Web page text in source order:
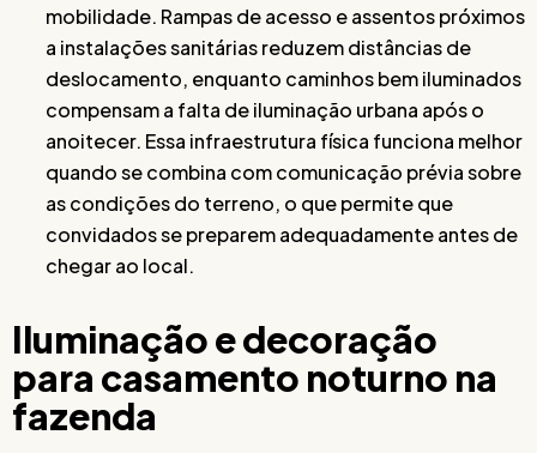
mobilidade. Rampas de acesso e assentos próximos
a instalações sanitárias reduzem distâncias de
deslocamento, enquanto caminhos bem iluminados
compensam a falta de iluminação urbana após o
anoitecer. Essa infraestrutura física funciona melhor
quando se combina com comunicação prévia sobre
as condições do terreno, o que permite que
convidados se preparem adequadamente antes de
chegar ao local.
Iluminação e decoração
para casamento noturno na
fazenda